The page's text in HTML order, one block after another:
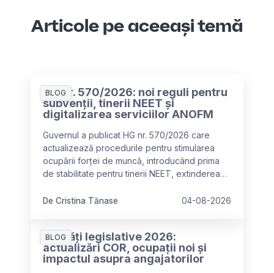
Articole pe aceeași temă
BLOG
HG nr. 570/2026: noi reguli pentru
subvenții, tinerii NEET și
digitalizarea serviciilor ANOFM
Guvernul a publicat HG nr. 570/2026 care
actualizează procedurile pentru stimularea
ocupării forței de muncă, introducând prima
de stabilitate pentru tinerii NEET, extinderea
digitalizarea serviciilor ANOFM.
De Cristina Tănase 04-08-2026
BLOG
Noutăți legislative 2026:
actualizări COR, ocupații noi și
impactul asupra angajatorilor